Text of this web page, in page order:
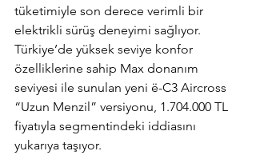
tüketimiyle son derece verimli bir
elektrikli sürüş deneyimi sağlıyor.
Türkiye’de yüksek seviye konfor
özelliklerine sahip Max donanım
seviyesi ile sunulan yeni ë-C3 Aircross
“Uzun Menzil” versiyonu, 1.704.000 TL
fiyatıyla segmentindeki iddiasını
yukarıya taşıyor.